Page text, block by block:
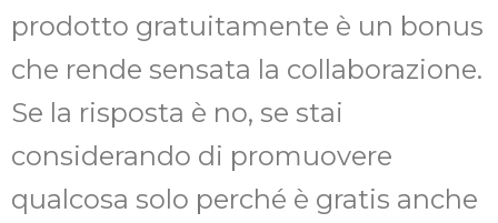
prodotto gratuitamente è un bonus
che rende sensata la collaborazione.
Se la risposta è no, se stai
considerando di promuovere
qualcosa solo perché è gratis anche